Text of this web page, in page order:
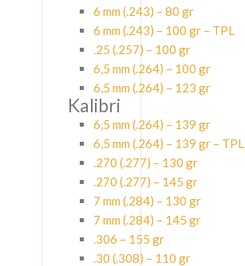
6 mm (.243) – 80 gr
6 mm (.243) – 100 gr – TPL
.25 (.257) – 100 gr
6,5 mm (.264) – 100 gr
6,5 mm (.264) – 123 gr
Kalibri
6,5 mm (.264) – 139 gr
6,5 mm (.264) – 139 gr – TPL
.270 (.277) – 130 gr
.270 (.277) – 145 gr
7 mm (.284) – 130 gr
7 mm (.284) – 145 gr
.306 – 155 gr
.30 (.308) – 110 gr